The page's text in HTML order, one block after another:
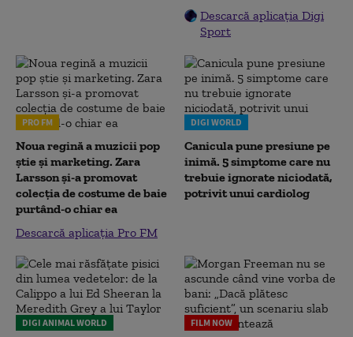
Descarcă aplicația Digi
Sport
PRO FM
Noua regină a muzicii pop
știe și marketing. Zara
Larsson și-a promovat
colecția de costume de baie
purtând-o chiar ea
Descarcă aplicația Pro FM
DIGI WORLD
Canicula pune presiune pe
inimă. 5 simptome care nu
trebuie ignorate niciodată,
potrivit unui cardiolog
DIGI ANIMAL WORLD FILM NOW